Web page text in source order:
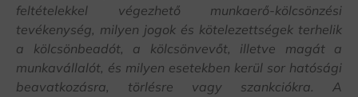
feltételekkel végezhető munkaerő-kölcsönzési
tevékenység, milyen jogok és kötelezettségek terhelik
a kölcsönbeadót, a kölcsönvevőt, illetve magát a
munkavállalót, és milyen esetekben kerül sor hatósági
beavatkozásra, törlésre vagy szankciókra. A